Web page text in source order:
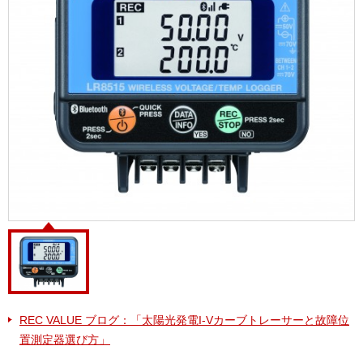
REC VALUE ブログ：「太陽光発電I-Vカーブトレーサーと故障位
置測定器選び方」